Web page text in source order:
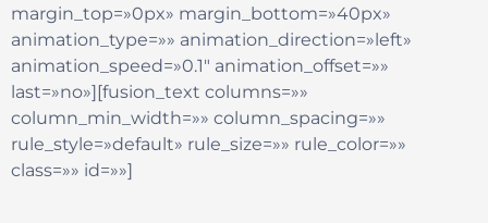
margin_top=»0px» margin_bottom=»40px»
animation_type=»» animation_direction=»left»
animation_speed=»0.1″ animation_offset=»»
last=»no»][fusion_text columns=»»
column_min_width=»» column_spacing=»»
rule_style=»default» rule_size=»» rule_color=»»
class=»» id=»»]